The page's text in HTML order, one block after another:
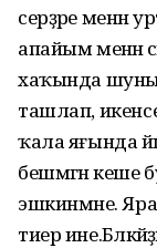
серҙәре менән
апайым менән
хаҡында шуны
ташлап,
ҡала яғында
бешмәгән кеше
эшкинмәне.
тиер